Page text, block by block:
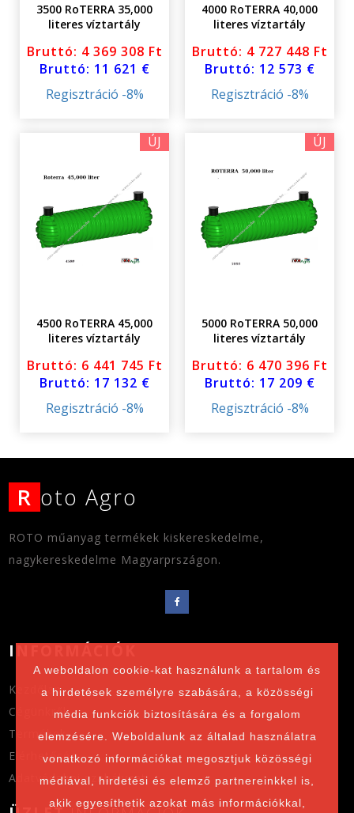
3500 RoTERRA 35,000
literes víztartály
Bruttó: 4 369 308 Ft
Bruttó: 11 621 €
Regisztráció -8%
4000 RoTERRA 40,000
literes víztartály
Bruttó: 4 727 448 Ft
Bruttó: 12 573 €
Regisztráció -8%
ÚJ
4500 RoTERRA 45,000
literes víztartály
Bruttó: 6 441 745 Ft
Bruttó: 17 132 €
Regisztráció -8%
ÚJ
5000 RoTERRA 50,000
literes víztartály
Bruttó: 6 470 396 Ft
Bruttó: 17 209 €
Regisztráció -8%
R oto Agro
ROTO műanyag termékek kiskereskedelme,
nagykereskedelme Magyarprszágon.
INFORMÁCIÓK
Kezdőlap
Cégünkről
Termékek
Elérhetőség
Adatvédelmi szabályzat
A weboldalon cookie-kat használunk a tartalom és
a hirdetések személyre szabására, a közösségi
média funkciók biztosítására és a forgalom
elemzésére. Weboldalunk az általad használatra
vonatkozó információkat megosztjuk közösségi
médiával, hirdetési és elemző partnereinkkel is,
akik egyesíthetik azokat más információkkal,